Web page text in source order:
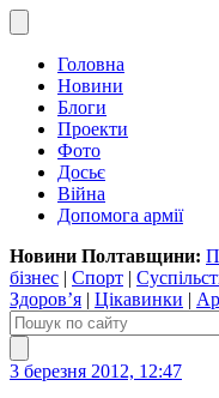
Головна
Новини
Блоги
Проекти
Фото
Досьє
Війна
Допомога армії
Новини Полтавщини:
бізнес | Спорт |
Здоров’я | Цікавинки |
3 березня 2012, 12:47